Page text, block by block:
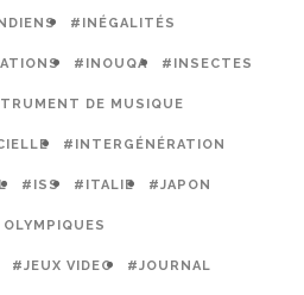
#INÉGALITÉS
#INOUQA #INSECTES
DE MUSIQUE
#INTERGÉNÉRATION
#ISS #ITALIE #JAPON
#JEUX VIDEO #JOURNAL